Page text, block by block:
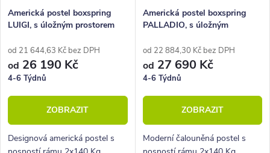
o
d
u
k
t
ů
r
o
d
u
k
t
ů
Americká postel boxspring
LUIGI, s úložným prostorem
od 21 644,63 Kč bez DPH
od 26 190 Kč
4-6 Týdnů
ZOBRAZIT
Designová americká postel s
Americká postel boxspring
PALLADIO, s úložným
od 22 884,30 Kč bez DPH
od 27 690 Kč
4-6 Týdnů
ZOBRAZIT
Moderní čalouněná postel s